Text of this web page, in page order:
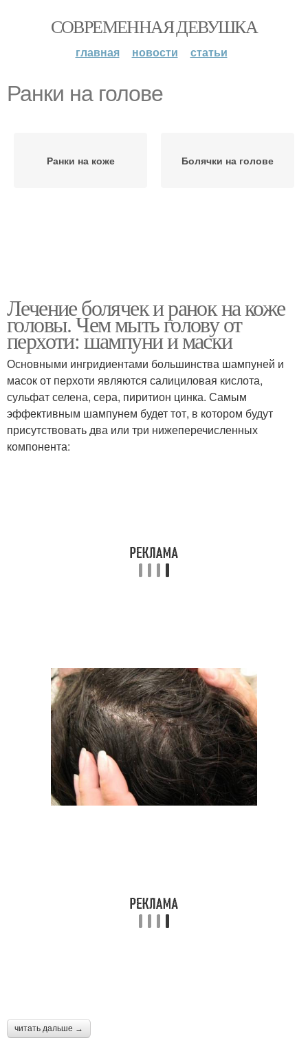
СОВРЕМЕННАЯ ДЕВУШКА
главная новости статьи
Ранки на голове
Ранки на коже Болячки на голове
Лечение болячек и ранок на коже
головы. Чем мыть голову от
перхоти: шампуни и маски
Основными ингридиентами большинства шампуней и
масок от перхоти являются салициловая кислота,
сульфат селена, сера, пиритион цинка. Самым
эффективным шампунем будет тот, в котором будут
присутствовать два или три нижеперечисленных
компонента:
читать дальше →